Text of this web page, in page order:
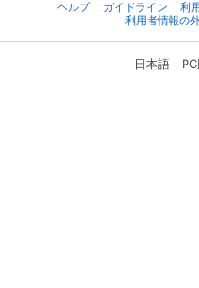
ヘルプ
ガイドライン 利
利用者情報の
日本語